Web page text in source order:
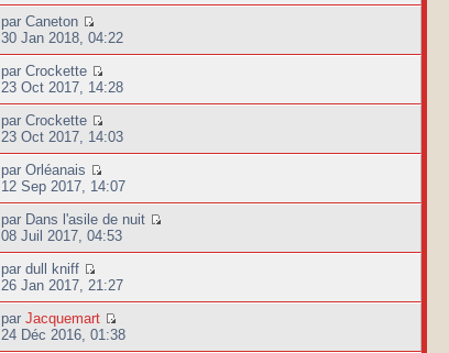
par Caneton
30 Jan 2018, 04:22
par Crockette
23 Oct 2017, 14:28
par Crockette
23 Oct 2017, 14:03
par Orléanais
12 Sep 2017, 14:07
par Dans l'asile de nuit
08 Juil 2017, 04:53
par dull kniff
26 Jan 2017, 21:27
par Jacquemart
24 Déc 2016, 01:38